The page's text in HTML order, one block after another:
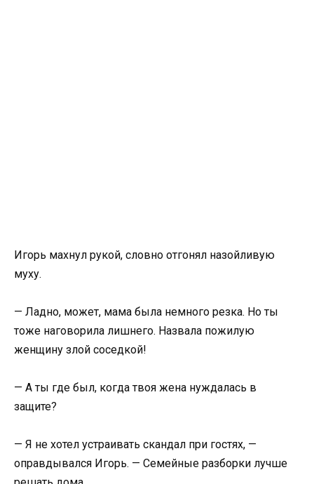
Игорь махнул рукой, словно отгонял назойливую
муху.
— Ладно, может, мама была немного резка. Но ты
тоже наговорила лишнего. Назвала пожилую
женщину злой соседкой!
— А ты где был, когда твоя жена нуждалась в
защите?
— Я не хотел устраивать скандал при гостях, —
оправдывался Игорь. — Семейные разборки лучше